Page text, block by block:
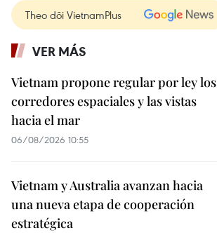
Theo dõi VietnamPlus
VER MÁS
Vietnam propone regular por ley los
corredores espaciales y las vistas
hacia el mar
06/08/2026 10:55
Vietnam y Australia avanzan hacia
una nueva etapa de cooperación
estratégica